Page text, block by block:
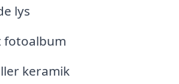
lys
fotoalbum
keramik